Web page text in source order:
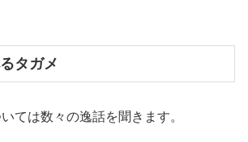
タガメ
ては数々の逸話を聞きます。